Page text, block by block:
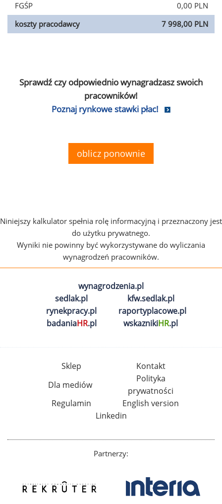
FGŚP
0,00 PLN
koszty pracodawcy
7 998,00 PLN
Sprawdź czy odpowiednio wynagradzasz swoich
pracowników!
Poznaj rynkowe stawki płac!
oblicz ponownie
Niniejszy kalkulator spełnia rolę informacyjną i przeznaczony jest
do użytku prywatnego.
Wyniki nie powinny być wykorzystywane do wyliczania
wynagrodzeń pracowników.
wynagrodzenia.pl
sedlak.pl
kfw.sedlak.pl
rynekpracy.pl
raportyplacowe.pl
badaniaHR.pl wskaznikiHR.pl
Sklep
Kontakt
Dla mediów
Polityka
prywatności
Regulamin
English version
Linkedin
Partnerzy: